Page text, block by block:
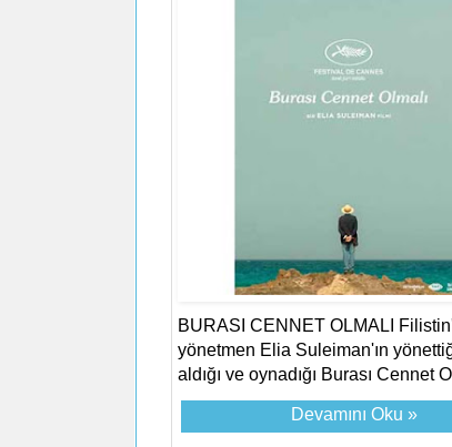
BURASI CENNET OLMALI
yönetmen Elia Suleiman'ın
aldığı ve oynadığı Burası Cennet
Devamını Oku »